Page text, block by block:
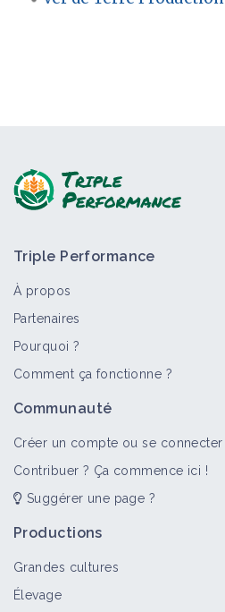
Triple Performance
À propos
Partenaires
Pourquoi ?
Comment ça fonctionne ?
Communauté
Créer un compte ou se connecter
Contribuer ? Ça commence ici !
Suggérer une page ?
Productions
Grandes cultures
Élevage